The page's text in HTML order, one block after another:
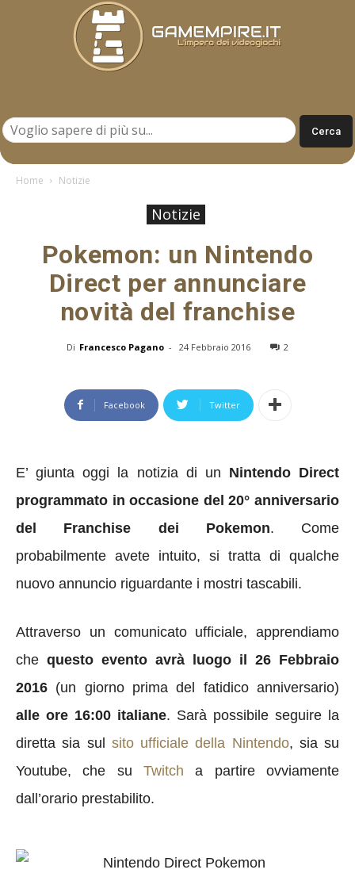
Home Notizie
Notizie
Pokemon: un Nintendo
Direct per annunciare
novità del franchise
Di Francesco Pagano - 24 Febbraio 2016 2
Facebook Twitter
E’ giunta oggi la notizia di un Nintendo Direct
programmato in occasione del 20° anniversario
del Franchise dei Pokemon. Come
probabilmente avete intuito, si tratta di qualche
nuovo annuncio riguardante i mostri tascabili.
Attraverso un comunicato ufficiale, apprendiamo
che questo evento avrà luogo il 26 Febbraio
2016 (un giorno prima del fatidico anniversario)
alle ore 16:00 italiane. Sarà possibile seguire la
diretta sia sul sito ufficiale della Nintendo, sia su
Youtube, che su Twitcha partire ovviamente
dall’orario prestabilito.